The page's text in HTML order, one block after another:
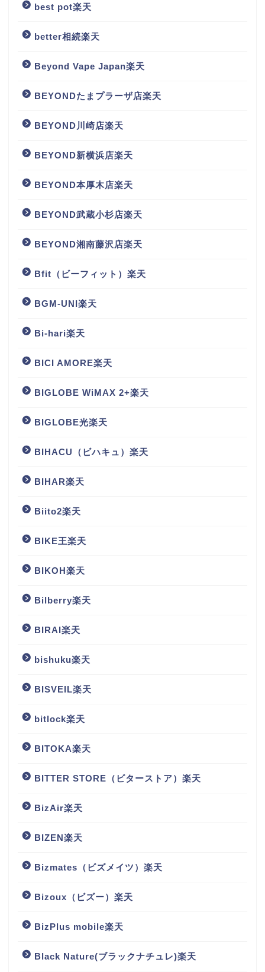
best pot楽天
better相続楽天
Beyond Vape Japan楽天
BEYONDたまプラーザ店楽天
BEYOND川崎店楽天
BEYOND新横浜店楽天
BEYOND本厚木店楽天
BEYOND武蔵小杉店楽天
BEYOND湘南藤沢店楽天
Bfit（ビーフィット）楽天
BGM‐UNI楽天
Bi-hari楽天
BICI AMORE楽天
BIGLOBE WiMAX 2+楽天
BIGLOBE光楽天
BIHACU（ビハキュ）楽天
BIHAR楽天
Biito2楽天
BIKE王楽天
BIKOH楽天
Bilberry楽天
BIRAI楽天
bishuku楽天
BISVEIL楽天
bitlock楽天
BITOKA楽天
BITTER STORE（ビターストア）楽天
BizAir楽天
BIZEN楽天
Bizmates（ビズメイツ）楽天
Bizoux（ビズー）楽天
BizPlus mobile楽天
Black Nature(ブラックナチュレ)楽天